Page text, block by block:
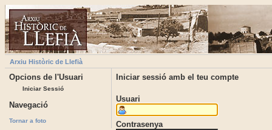
Arxiu Històric de Llefià
Opcions de l'Usuari
Iniciar Sessió
Navegació
Tornar a foto
Iniciar sessió amb el teu compte
Usuari
Contrasenya